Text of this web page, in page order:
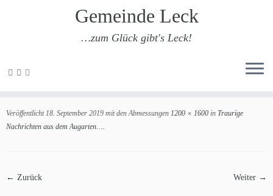
Zum
Gemeinde Leck
…zum Glück gibt's Leck!
Veröffentlicht 18. September 2019 mit den Abmessungen 1200 × 1600 in Traurige
Nachrichten aus dem Augarten….
← Zurück Weiter →